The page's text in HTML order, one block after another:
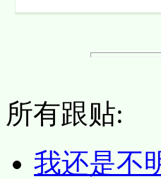
所有跟贴:
我还是不